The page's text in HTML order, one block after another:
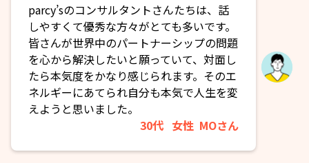
parcy’sのコンサルタントさんたちは、話
しやすくて優秀な方々がとても多いです。
皆さんが世界中のパートナーシップの問題
を心から解決したいと願っていて、対面し
たら本気度をかなり感じられます。そのエ
ネルギーにあてられ自分も本気で人生を変
えようと思いました。
30代 女性 MOさん